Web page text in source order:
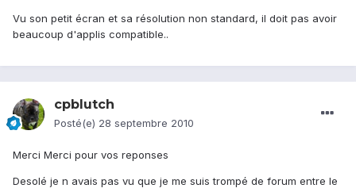
Vu son petit écran et sa résolution non standard, il doit pas avoir
beaucoup d'applis compatible..
cpblutch
Posté(e) 28 septembre 2010
Merci Merci pour vos reponses
Desolé je n avais pas vu que je me suis trompé de forum entre le